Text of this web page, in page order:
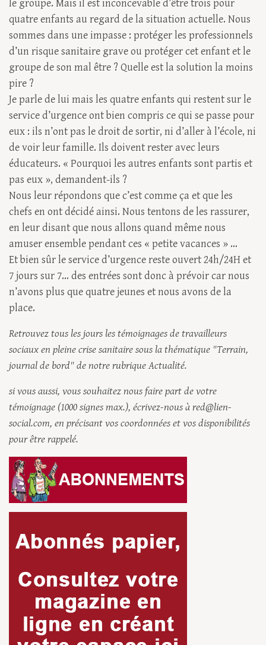
le groupe. Mais il est inconcevable d’être trois pour
quatre enfants au regard de la situation actuelle. Nous
sommes dans une impasse : protéger les professionnels
d’un risque sanitaire grave ou protéger cet enfant et le
groupe de son mal être ? Quelle est la solution la moins
pire ?
Je parle de lui mais les quatre enfants qui restent sur le
service d’urgence ont bien compris ce qui se passe pour
eux : ils n’ont pas le droit de sortir, ni d’aller à l’école, ni
de voir leur famille. Ils doivent rester avec leurs
éducateurs. « Pourquoi les autres enfants sont partis et
pas eux », demandent-ils ?
Nous leur répondons que c’est comme ça et que les
chefs en ont décidé ainsi. Nous tentons de les rassurer,
en leur disant que nous allons quand même nous
amuser ensemble pendant ces « petite vacances » …
Et bien sûr le service d’urgence reste ouvert 24h/24H et
7 jours sur 7… des entrées sont donc à prévoir car nous
n’avons plus que quatre jeunes et nous avons de la
place.
Retrouvez tous les jours les témoignages de travailleurs
sociaux en pleine crise sanitaire sous la thématique "Terrain,
journal de bord" de notre rubrique Actualité.
si vous aussi, vous souhaitez nous faire part de votre
témoignage (1000 signes max.), écrivez-nous à red@lien-
social.com, en précisant vos coordonnées et vos disponibilités
pour être rappelé.